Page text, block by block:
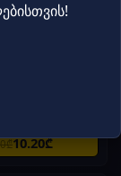
/ ნამცხვარი
10.20₾